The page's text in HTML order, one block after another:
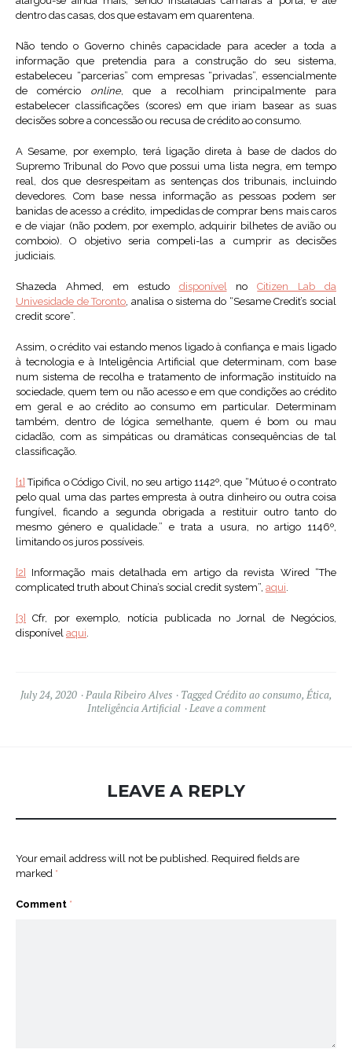
dentro das casas, dos que estavam em quarentena.
Não tendo o Governo chinês capacidade para aceder a toda a
informação que pretendia para a construção do seu sistema,
estabeleceu “parcerias” com empresas “privadas”, essencialmente
de comércio online, que a recolhiam principalmente para
estabelecer classificações (scores) em que iriam basear as suas
decisões sobre a concessão ou recusa de crédito ao consumo.
A Sesame, por exemplo, terá ligação direta à base de dados do
Supremo Tribunal do Povo que possui uma lista negra, em tempo
real, dos que desrespeitam as sentenças dos tribunais, incluindo
devedores. Com base nessa informação as pessoas podem ser
banidas de acesso a crédito, impedidas de comprar bens mais caros
e de viajar (não podem, por exemplo, adquirir bilhetes de avião ou
comboio). O objetivo seria compeli-las a cumprir as decisões
judiciais.
Shazeda Ahmed, em estudo disponívelnoCitizen Lab da
Univesidade de Toronto, analisa o sistema do “Sesame Credit’s social
credit score”.
Assim, o crédito vai estando menos ligado à confiança e mais ligado
à tecnologia e à Inteligência Artificial que determinam, com base
num sistema de recolha e tratamento de informação instituído na
sociedade, quem tem ou não acesso e em que condições ao crédito
em geral e ao crédito ao consumo em particular. Determinam
também, dentro de lógica semelhante, quem é bom ou mau
cidadão, com as simpáticas ou dramáticas consequências de tal
classificação.
[1] Tipifica o Código Civil, no seu artigo 1142º, que “Mútuo é o contrato
pelo qual uma das partes empresta à outra dinheiro ou outra coisa
fungível, ficando a segunda obrigada a restituir outro tanto do
mesmo género e qualidade.” e trata a usura, no artigo 1146º,
limitando os juros possíveis.
[2]
Informação mais detalhada em artigo da revista Wired “The
complicated truth about China’s social credit system”, aqui.
[3]
Cfr, por exemplo, notícia publicada no Jornal de Negócios,
disponível aqui.
July 24, 2020 Paula Ribeiro Alves Tagged Crédito ao consumo, Ética,
Inteligência Artificial
Leave a comment
LEAVE A REPLY
Your email address will not be published. Required fields are
marked *
Comment *